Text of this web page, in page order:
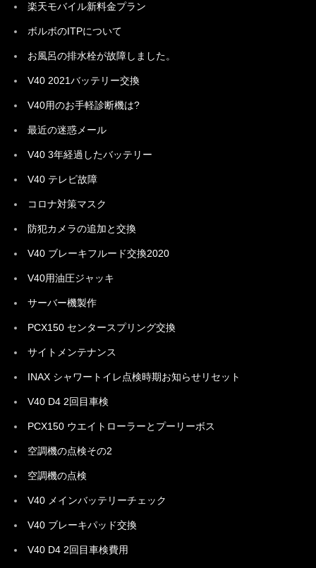
楽天モバイル新料金プラン
ボルボのITPについて
お風呂の排水栓が故障しました。
V40 2021バッテリー交換
V40用のお手軽診断機は?
最近の迷惑メール
V40 3年経過したバッテリー
V40 テレビ故障
コロナ対策マスク
防犯カメラの追加と交換
V40 ブレーキフルード交換2020
V40用油圧ジャッキ
サーバー機製作
PCX150 センタースプリング交換
サイトメンテナンス
INAX シャワートイレ点検時期お知らせリセット
V40 D4 2回目車検
PCX150 ウエイトローラーとプーリーボス
空調機の点検その2
空調機の点検
V40 メインバッテリーチェック
V40 ブレーキパッド交換
V40 D4 2回目車検費用